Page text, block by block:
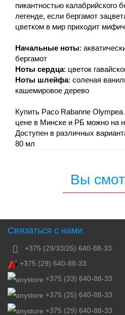
пикантностью калабрийского
легенде, если бергамот
цветком в мир приходит
Начальные ноты:
бергамот
Ноты сердца: цветок
Ноты шлейфа: соленая
кашемировое дерево
Купить Paco Rabanne
цене в Минске и РБ можно на
Доступен в различных
80 мл
Вы
Связаться с нами
+375 (29/33/25) 640-88-33
+375 (29) 640-88-33
+375 (33) 640-88-33
+375 (25) 640-88-33
+375 (29) 640-88-33